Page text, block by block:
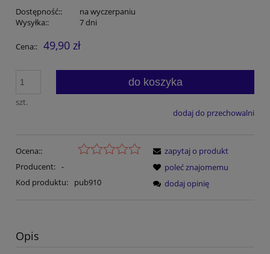
Dostępność::
na wyczerpaniu
Wysyłka::
7 dni
Cena:: 49,90 zł
szt.
do koszyka
dodaj do przechowalni
Ocena::
Producent: -
Kod produktu:
pub910
zapytaj o produkt
poleć znajomemu
dodaj opinię
Opis